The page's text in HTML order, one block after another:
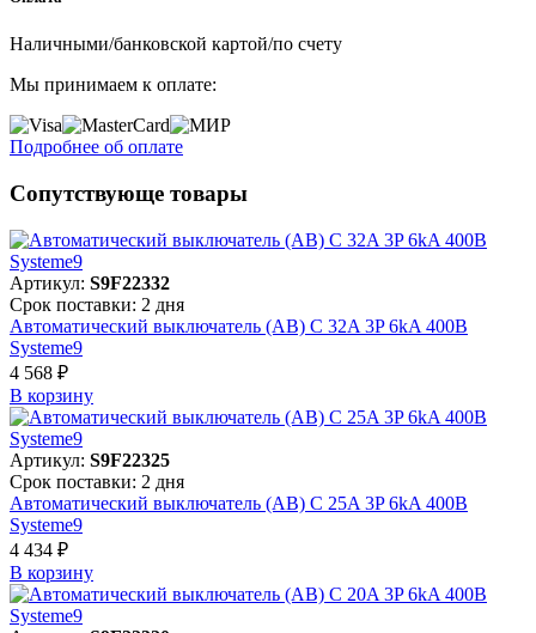
Наличными/банковской картой/по счету
Мы принимаем к оплате:
Подробнее об оплате
Сопутствующе товары
Артикул: S9F22332
Срок поставки: 2 дня
Автоматический выключатель (АВ) C 32A 3P 6kA 400В
Systeme9
4 568 ₽
В корзинy
Артикул: S9F22325
Срок поставки: 2 дня
Автоматический выключатель (АВ) C 25A 3P 6kA 400В
Systeme9
4 434 ₽
В корзинy